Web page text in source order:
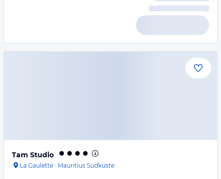
Tam Studio
La Gaulette · Mauritius Südküste